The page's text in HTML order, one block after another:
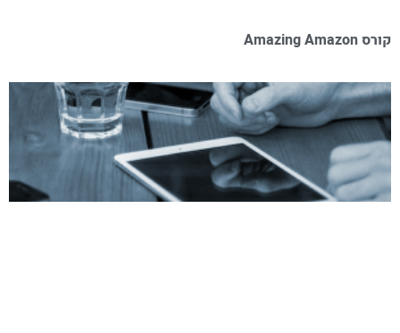
קורס Amazing Amazon